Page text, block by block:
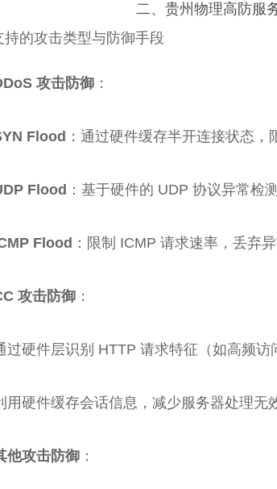
二、贵州物理高防服
持的攻击类型与防御手段
攻击防御 ：
Flood ：通过硬件缓存半开连接状态，
Flood ：基于硬件的 UDP 协议异常检
Flood ：限制 ICMP 请求速率，丢弃异
攻击防御 ：
过硬件层识别 HTTP 请求特征（如高频访
用硬件缓存会话信息，减少服务器处理无
他攻击防御 ：